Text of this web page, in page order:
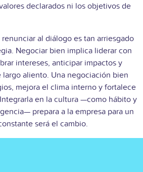
declarados ni los objetivos de
al diálogo es tan arriesgado
Negociar bien implica liderar con
intereses, anticipar impactos y
aliento. Una negociación bien
mejora el clima interno y fortalece
en la cultura —como hábito y
prepara a la empresa para un
será el cambio.